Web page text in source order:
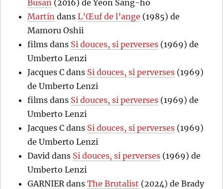
Busan (2016) de Yeon Sang-ho
Martin dansL’Œuf de l’ange (1985) de
Mamoru Oshii
films dans Si douces, si perverses (1969) de
Umberto Lenzi
Jacques C dans Si douces, si perverses (1969)
de Umberto Lenzi
films dans Si douces, si perverses (1969) de
Umberto Lenzi
Jacques C dans Si douces, si perverses (1969)
de Umberto Lenzi
David dans Si douces, si perverses (1969) de
Umberto Lenzi
GARNIER dansThe Brutalist (2024) de Brady